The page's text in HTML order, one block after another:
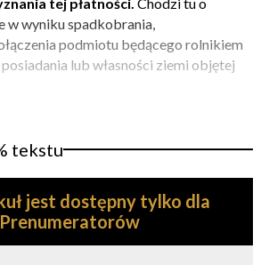
w wyniku spadkobrania,
podmiotu będącego rolnikiem
lub własności ziemi objętej
tekstu
jest dostępny tylko dla
Prenumeratorów